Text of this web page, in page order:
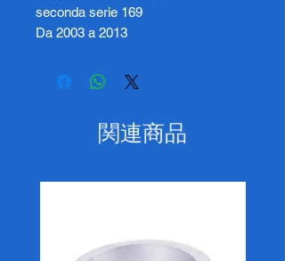
seconda serie 169
Da 2003 a 2013
関連商品